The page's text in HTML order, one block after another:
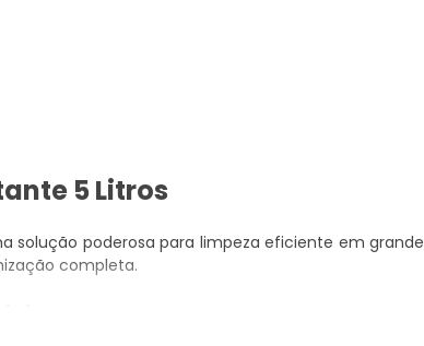
5 Litros
solução poderosa para limpeza eficiente em
completa.